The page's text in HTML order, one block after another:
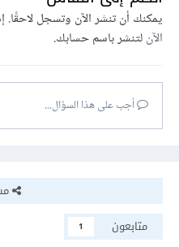
يمكنك أن تنشر الآن وتسجل
الآنلتنشر باسم حسابك.
أجب على هذا السؤال...
متابعون
1